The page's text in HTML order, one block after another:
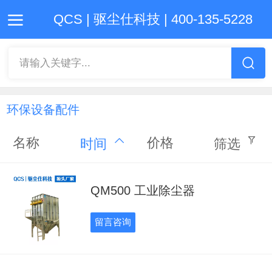
QCS | 驱尘仕科技 | 400-135-5228
产品
请输入关键字...
环保设备配件
名称 时间 价格 筛选
QM500 工业除尘器
留言咨询